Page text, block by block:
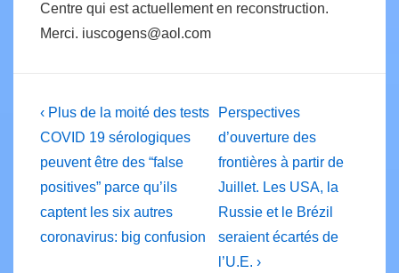
Centre qui est actuellement en reconstruction.
Merci. iuscogens@aol.com
Post
navigation
Previous
Post
is
‹ Plus de la moité des tests
COVID 19 sérologiques
peuvent être des “false
positives” parce qu’ils
captent les six autres
coronavirus: big confusion
Next
Post
is
Perspectives
d’ouverture des
frontières à partir de
Juillet. Les USA, la
Russie et le Brézil
seraient écartés de
l’U.E. ›